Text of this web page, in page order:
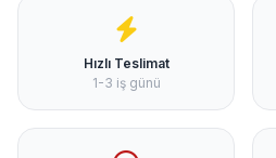
Hızlı Teslimat
1-3 iş günü